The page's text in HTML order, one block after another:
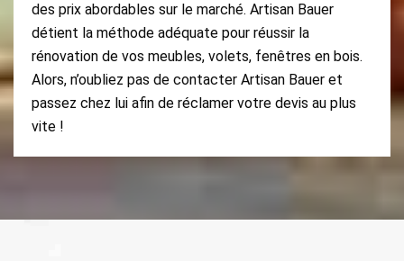
des prix abordables sur le marché. Artisan Bauer
détient la méthode adéquate pour réussir la
rénovation de vos meubles, volets, fenêtres en bois.
Alors, n’oubliez pas de contacter Artisan Bauer et
passez chez lui afin de réclamer votre devis au plus
vite !